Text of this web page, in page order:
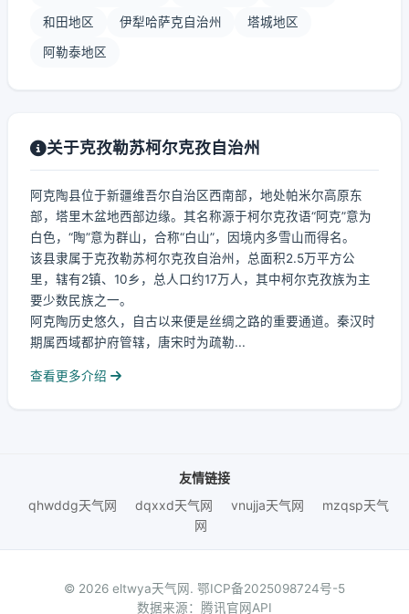
和田地区 伊犁哈萨克自治州 塔城地区
阿勒泰地区
关于克孜勒苏柯尔克孜自治州
阿克陶县位于新疆维吾尔自治区西南部，地处帕米尔高原东
部，塔里木盆地西部边缘。其名称源于柯尔克孜语“阿克”意为
白色，“陶”意为群山，合称“白山”，因境内多雪山而得名。
该县隶属于克孜勒苏柯尔克孜自治州，总面积2.5万平方公
里，辖有2镇、10乡，总人口约17万人，其中柯尔克孜族为主
要少数民族之一。
阿克陶历史悠久，自古以来便是丝绸之路的重要通道。秦汉时
期属西域都护府管辖，唐宋时为疏勒...
查看更多介绍
友情链接
qhwddg天气网
dqxxd天气网 vnujja天气网
mzqsp天气
网
© 2026 eltwya天气网. 鄂ICP备2025098724号-5
数据来源：腾讯官网API